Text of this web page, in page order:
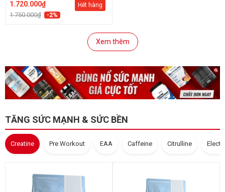
1.720.000₫
1.750.000₫ -2%
Hết hàng
Xem thêm
TĂNG SỨC MẠNH & SỨC BỀN
Creatine Pre Workout EAA Caffeine Citrulline